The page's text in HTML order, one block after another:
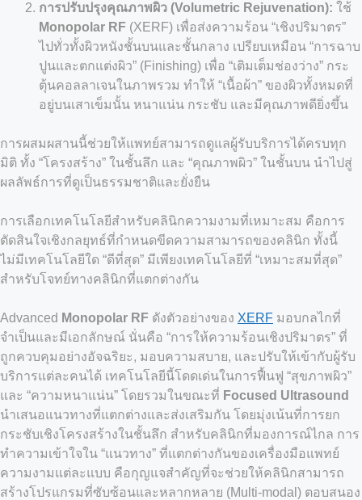
การปรับปรุงคุณภาพผิว (Volumetric Rejuvenation): ใช้
Monopolar RF (XERF) เพื่อส่งความร้อน “เชิงปริมาตร”
ไปทั่วทั้งผิวหนังชั้นบนและชั้นกลาง เปรียบเหมือน “การฉาบ
ปูนและตกแต่งผิว” (Finishing) เพื่อ “เติมเต็มช่องว่าง” กระ
ตุ้นคอลลาเจนในภาพรวม ทำให้ “เนื้อผ้า” ของผิวทั้งหมดที่
อยู่บนเสาเข็มนั้น หนาแน่น กระชับ และมีคุณภาพดียิ่งขึ้น
การผสมผสานนี้ช่วยให้แพทย์สามารถดูแลผู้รับบริการได้ครบทุก
มิติ ทั้ง “โครงสร้าง” ในชั้นลึก และ “คุณภาพผิว” ในชั้นบน นำไปสู่
ผลลัพธ์การที่ดูเป็นธรรมชาติและยั่งยืน
การเลือกเทคโนโลยีสำหรับคลินิกความงามที่เหมาะสม คือการ
ตัดสินใจเชิงกลยุทธ์ที่กำหนดขีดความสามารถของคลินิก ทั้งนี้
ไม่มีเทคโนโลยีใด “ดีที่สุด” มีเพียงเทคโนโลยีที่ “เหมาะสมที่สุด”
สำหรับโจทย์ทางคลินิกที่แตกต่างกัน
Advanced Monopolar RF ดังตัวอย่างของ XERF มอบกลไกที่
จำเป็นและมีเอกลักษณ์ นั่นคือ “การให้ความร้อนเชิงปริมาตร” ที่
ถูกควบคุมอย่างอัจฉริยะ, มอบความสบาย, และปรับให้เข้ากับผู้รับ
บริการแต่ละคนได้ เทคโนโลยีนี้โดดเด่นในการฟื้นฟู “สุขภาพผิว”
และ “ความหนาแน่น” โดยรวมในขณะที่ Focused Ultrasound
นำเสนอแนวทางที่แตกต่างและส่งเสริมกัน โดยมุ่งเน้นที่การยก
กระชับเชิงโครงสร้างในชั้นลึก สำหรับคลินิกที่มองการณ์ไกล การ
ทำความเข้าใจใน “แนวทาง” ที่แตกต่างกันของเครื่องมือแพทย์
ความงามแต่ละแบบ คือกุญแจสำคัญที่จะช่วยให้คลินิกสามารถ
สร้างโปรแกรมที่ซับซ้อนและหลากหลาย (Multi-modal) ตอบสนอง